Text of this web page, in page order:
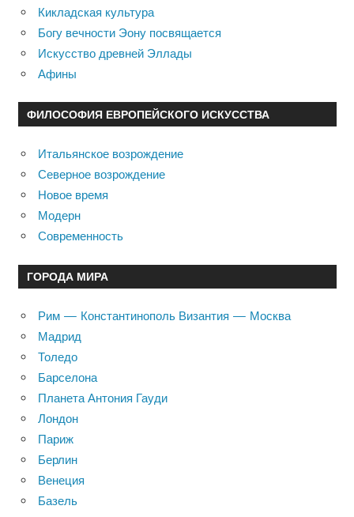
Кикладская культура
Богу вечности Эону посвящается
Искусство древней Эллады
Афины
ФИЛОСОФИЯ ЕВРОПЕЙСКОГО ИСКУССТВА
Итальянское возрождение
Северное возрождение
Новое время
Модерн
Современность
ГОРОДА МИРА
Рим — Константинополь Византия — Москва
Мадрид
Толедо
Барселона
Планета Антония Гауди
Лондон
Париж
Берлин
Венеция
Базель